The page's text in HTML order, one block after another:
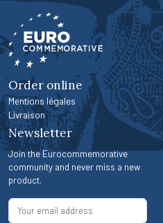
Order online
Mentions légales
Livraison
Newsletter
Join the Eurocommemorative
community and never miss a new
product.